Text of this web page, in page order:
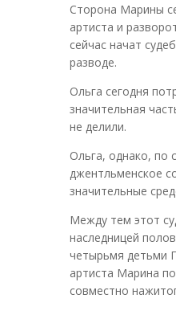
Сторона Марины
артиста и
сейчас начат
разводе.
Ольга сегодня
значительная
не делили.
Ольга, однако, по
джентльменское
значительные
Между тем этот
наследницей
четырьмя детьми
артиста Марина
совместно